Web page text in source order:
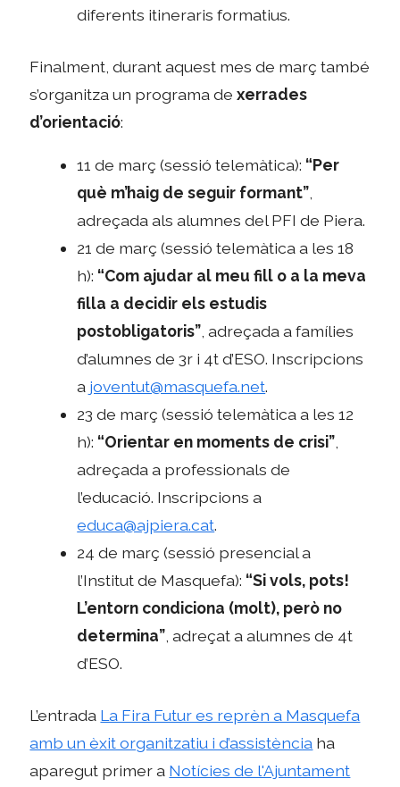
diferents itineraris formatius.
Finalment, durant aquest mes de març també
s’organitza un programa dexerrades
d’orientació:
11 de març (sessió telemàtica): “Per
què m’haig de seguir formant”
adreçada als alumnes del PFI de Piera.
21 de març (sessió telemàtica a les 18
h): “Com ajudar al meu fill o a la meva
filla a decidir els estudis
postobligatoris” , adreçada a famílies
d’alumnes de 3r i 4t d’ESO. Inscripcions
a joventut@masquefa.net.
23 de març (sessió telemàtica a les 12
h): “Orientar en moments de crisi”
adreçada a professionals de
l’educació. Inscripcions a
educa@ajpiera.cat.
24 de març (sessió presencial a
l’Institut de Masquefa): “Si vols, pots!
L’entorn condiciona (molt), però no
determina” , adreçat a alumnes de 4t
d’ESO.
L’entrada La Fira Futur es reprèn a Masquefa
amb un èxit organitzatiu i d’assistència ha
aparegut primer a Notícies de l'Ajuntament